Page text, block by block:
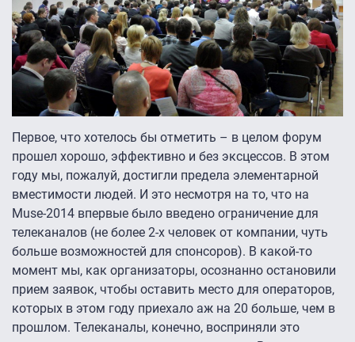
Первое, что хотелось бы отметить – в целом форум
прошел хорошо, эффективно и без эксцессов. В этом
году мы, пожалуй, достигли предела элементарной
вместимости людей. И это несмотря на то, что на
Muse-2014 впервые было введено ограничение для
телеканалов (не более 2-х человек от компании, чуть
больше возможностей для спонсоров). В какой-то
момент мы, как организаторы, осознанно остановили
прием заявок, чтобы оставить место для операторов,
которых в этом году приехало аж на 20 больше, чем в
прошлом. Телеканалы, конечно, восприняли это